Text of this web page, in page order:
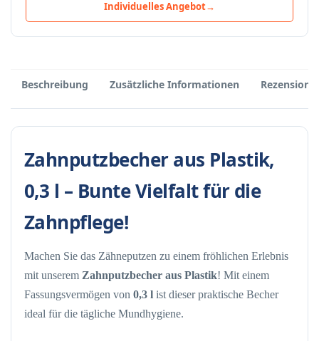
Individuelles Angebot→
Beschreibung Zusätzliche Informationen
Zahnputzbecher aus Plastik,
0,3 l – Bunte Vielfalt für die
Zahnpflege!
Machen Sie das Zähneputzen zu einem fröhlichen Erlebnis
mit unserem Zahnputzbecher aus Plastik! Mit einem
Fassungsvermögen von 0,3 l ist dieser praktische Becher
ideal für die tägliche Mundhygiene.